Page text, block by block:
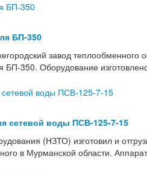
БП-350
завод
БП-350. Оборудование
сетевой воды ПСВ-125-7-15
(НЗТО) изготовил и
в Мурманской области.